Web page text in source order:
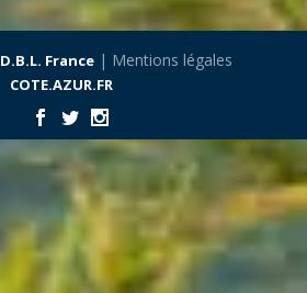
D.B.L. France| Mentions légales
COTE.AZUR.FR